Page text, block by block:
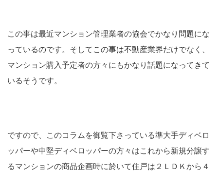
この事は最近マンション管理業者の協会でかなり問題にな
っているのです。そしてこの事は不動産業界だけでなく、
マンション購入予定者の方々にもかなり話題になってきて
いるそうです。
ですので、このコラムを御覧下さっている準大手ディベロ
ッパーや中堅ディベロッパーの方々はこれから新規分譲す
るマンションの商品企画時に於いて住戸は２ＬＤＫから４